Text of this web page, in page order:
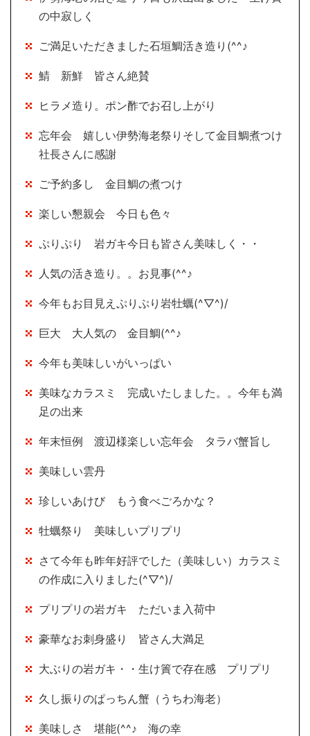
の中寂しく
ご満足いただきました石垣鯛活き造り(^^♪
鯖 新鮮 皆さん絶賛
ヒラメ造り。ポン酢でお召し上がり
忘年会 嬉しい伊勢海老祭りそして金目鯛煮つけ
社長さんに感謝
ご予約多し 金目鯛の煮つけ
楽しい懇親会 今日も色々
ぷりぷり 岩ガキ今日も皆さん美味しく・・
人気の活き造り。。お見事(^^♪
今年もお目見えぷりぷり岩牡蠣(^▽^)/
巨大 大人気の 金目鯛(^^♪
今年も美味しいがいっぱい
美味なカラスミ 完成いたしました。。今年も満
足の出来
年末恒例 渡辺様楽しい忘年会 タラバ蟹旨し
美味しい雲丹
珍しいあけび もう食べごろかな？
牡蠣祭り 美味しいプリプリ
さて今年も昨年好評でした（美味しい）カラスミ
の作成に入りました(^▽^)/
プリプリの岩ガキ ただいま入荷中
豪華なお刺身盛り 皆さん大満足
大ぶりの岩ガキ・・生け簀で存在感 プリプリ
久し振りのぱっちん蟹（うちわ海老）
美味しさ 堪能(^^♪ 海の幸